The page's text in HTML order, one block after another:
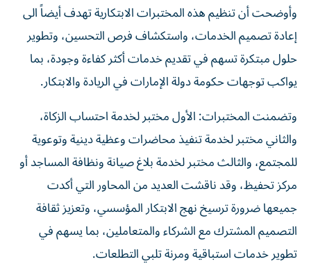
وأوضحت أن تنظيم هذه المختبرات الابتكارية تهدف أيضاً الى
إعادة تصميم الخدمات، واستكشاف فرص التحسين، وتطوير
حلول مبتكرة تسهم في تقديم خدمات أكثر كفاءة وجودة، بما
يواكب توجهات حكومة دولة الإمارات في الريادة والابتكار.
وتضمنت المختبرات: الأول مختبر لخدمة احتساب الزكاة،
والثاني مختبر لخدمة تنفيذ محاضرات وعظية دينية وتوعوية
للمجتمع، والثالث مختبر لخدمة بلاغ صيانة ونظافة المساجد أو
مركز تحفيظ، وقد ناقشت العديد من المحاور التي أكدت
جميعها ضرورة ترسيخ نهج الابتكار المؤسسي، وتعزيز ثقافة
التصميم المشترك مع الشركاء والمتعاملين، بما يسهم في
تطوير خدمات استباقية ومرنة تلبي التطلعات.